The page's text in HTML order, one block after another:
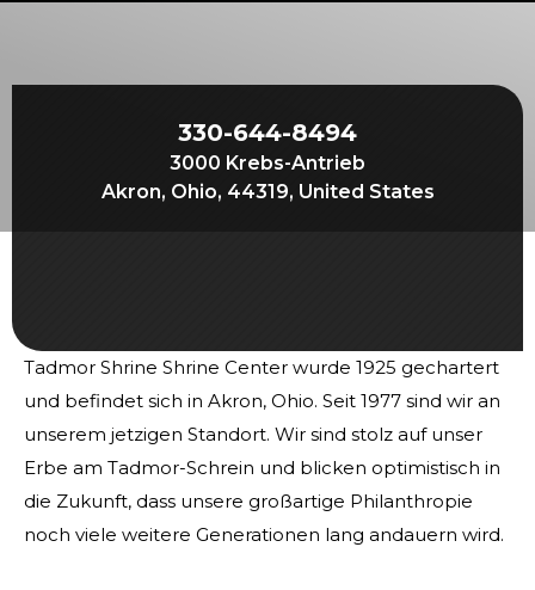
Erlebe die Bruderschaft
Ihre Wirkung
Ausbildung
Kontaktieren Sie uns
330-644-8494
3000 Krebs-Antrieb
Akron, Ohio, 44319, United States
Tadmor Shrine Shrine Center wurde 1925 gechartert
und befindet sich in Akron, Ohio. Seit 1977 sind wir an
unserem jetzigen Standort. Wir sind stolz auf unser
Erbe am Tadmor-Schrein und blicken optimistisch in
die Zukunft, dass unsere großartige Philanthropie
noch viele weitere Generationen lang andauern wird.